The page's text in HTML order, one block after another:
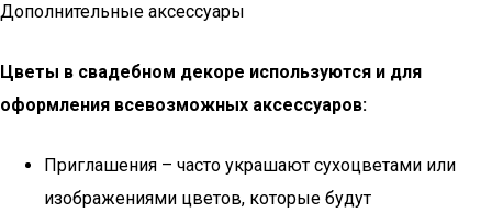
Дополнительные аксессуары
Цветы в свадебном декоре используются и для
оформления всевозможных аксессуаров:
Приглашения – часто украшают сухоцветами или
изображениями цветов, которые будут